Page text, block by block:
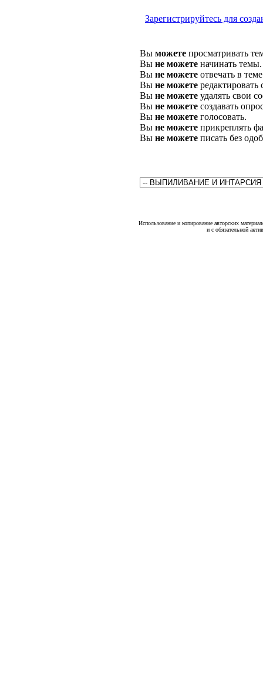
Зарегистрируйтесь для
Вы можете просматривать
Вы не можете начинать темы.
Вы не можете отвечать в
Вы не можете
Вы не можете удалять свои
Вы не можете создавать
Вы не можете голосовать.
Вы не можете прикреплять
Вы не можете писать без
Использование и копирование авторских
и с обязательной